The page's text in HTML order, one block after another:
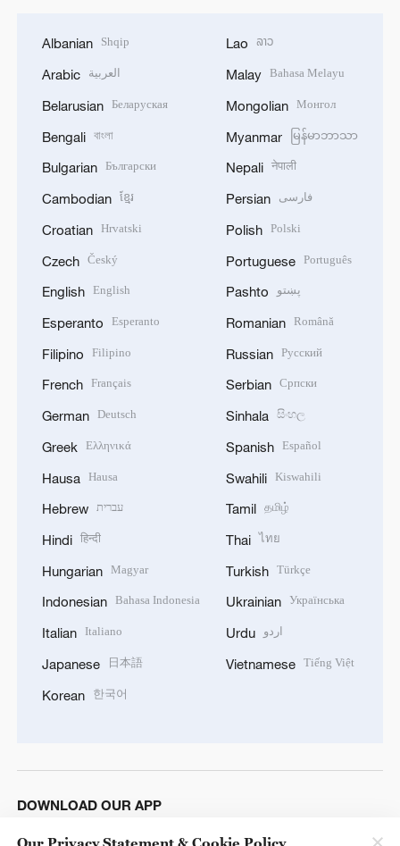
Albanian Shqip
Arabic العربية
Belarusian Беларуская
Bengali বাংলা
Bulgarian Български
Cambodian ខ្មែរ
Croatian Hrvatski
Czech Český
English English
Esperanto Esperanto
Filipino Filipino
French Français
German Deutsch
Greek Ελληνικά
Hausa Hausa
Hebrew עברית
Hindi हिन्दी
Hungarian Magyar
Indonesian Bahasa Indonesia
Italian Italiano
Japanese 日本語
Korean 한국어
Lao ລາວ
Malay Bahasa Melayu
Mongolian Монгол
Myanmar မြန်မာဘာသာ
Nepali नेपाली
Persian فارسی
Polish Polski
Portuguese Português
Pashto پښتو
Romanian Română
Russian Русский
Serbian Српски
Sinhala සිංහල
Spanish Español
Swahili Kiswahili
Tamil தமிழ்
Thai ไทย
Turkish Türkçe
Ukrainian Українська
Urdu اردو
Vietnamese Tiếng Việt
DOWNLOAD OUR APP
Our Privacy Statement & Cookie Policy